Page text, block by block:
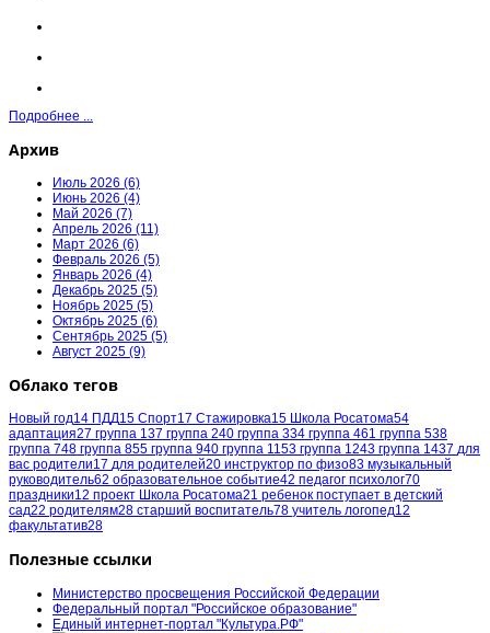
Подробнее ...
Архив
Июль 2026 (6)
Июнь 2026 (4)
Май 2026 (7)
Апрель 2026 (11)
Март 2026 (6)
Февраль 2026 (5)
Январь 2026 (4)
Декабрь 2025 (5)
Ноябрь 2025 (5)
Октябрь 2025 (6)
Сентябрь 2025 (5)
Август 2025 (9)
Облако тегов
Новый год14 ПДД15 Спорт17 Стажировка15 Школа Росатома54
адаптация27 группа 137 группа 240 группа 334 группа 461 группа 538
группа 748 группа 855 группа 940 группа 1153 группа 1243 группа 1437 для
вас родители17 для родителей20 инструктор по физо83 музыкальный
руководитель62 образовательное событие42 педагог психолог70
праздники12 проект Школа Росатома21 ребенок поступает в детский
сад22 родителям28 старший воспитатель78 учитель логопед12
факультатив28
Полезные ссылки
Министерство просвещения Российской Федерации
Федеральный портал "Российское образование"
Единый интернет-портал "Культура.РФ"